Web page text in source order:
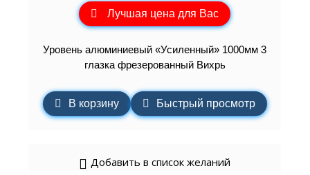
Лучшая цена для Вас
Уровень алюминиевый «Усиленный» 1000мм 3
глазка фрезерованный Вихрь
В корзину Быстрый просмотр
Добавить в список желаний